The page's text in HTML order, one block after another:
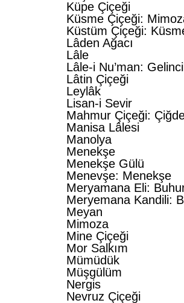
Küpe Çiçeği
Küsme Çiçeği:
Küstüm Çiçeği:
Lâden Ağacı
Lâle
Lâle-i Nu’man:
Lâtin Çiçeği
Leylâk
Lisan-i Sevir
Mahmur Çiçeği:
Manisa Lâlesi
Manolya
Menekşe
Menekşe Gülü
Menevşe: Menekşe
Meryamana Eli:
Meryemana Kandili:
Meyan
Mimoza
Mine Çiçeği
Mor Salkım
Mümüdük
Müşgülüm
Nergis
Nevruz Çiçeği